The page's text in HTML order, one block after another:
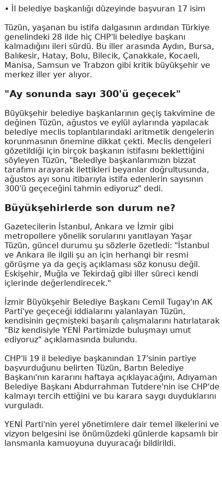
• İl belediye başkanlığı düzeyinde başvuran 17 isim
Tüzün, yaşanan bu istifa dalgasının ardından Türkiye
genelindeki 28 ilde hiç CHP'li belediye başkanı
kalmadığını ileri sürdü. Bu iller arasında Aydın, Bursa,
Balıkesir, Hatay, Bolu, Bilecik, Çanakkale, Kocaeli,
Manisa, Samsun ve Trabzon gibi kritik büyükşehir ve
merkez iller yer alıyor.
"Ay sonunda sayı 300'ü geçecek"
Büyükşehir belediye başkanlarının geçiş takvimine de
değinen Tüzün, ağustos ve eylül aylarında yapılacak
belediye meclis toplantılarındaki aritmetik dengelerin
korunmasının önemine dikkat çekti. Meclis dengeleri
gözetildiği için birçok başkanın istifasını beklettiğini
söyleyen Tüzün, "Belediye başkanlarımızın bizzat
tarafımı arayarak ilettikleri beyanlar doğrultusunda,
ağustos ayı sonu itibarıyla istifa edenlerin sayısının
300'ü geçeceğini tahmin ediyoruz" dedi.
Büyükşehirlerde son durum ne?
Gazetecilerin İstanbul, Ankara ve İzmir gibi
metropollere yönelik sorularını yanıtlayan Yaşar
Tüzün, güncel durumu şu sözlerle özetledi: "İstanbul
ve Ankara ile ilgili şu an için herhangi bir resmi
görüşme ya da geçiş açıklaması söz konusu değil.
Eskişehir, Muğla ve Tekirdağ gibi iller süreci kendi
içlerinde değerlendirecek."
İzmir Büyükşehir Belediye Başkanı Cemil Tugay'ın AK
Parti'ye geçeceği iddialarını yalanlayan Tüzün,
kendisinin geçmişteki başarılı çalışmalarını hatırlatarak
"Biz kendisiyle YENİ Partimizde buluşmayı umut
ediyoruz" açıklamasında bulundu.
CHP'li 19 il belediye başkanından 17'sinin partiye
başvurduğunu belirten Tüzün, Bartın Belediye
Başkanı'nın kararını haftaya açıklayacağını, Adıyaman
Belediye Başkanı Abdurrahman Tutdere'nin ise CHP'de
kalmayı tercih ettiğini ve bu karara saygı duyduklarını
vurguladı.
YENİ Parti'nin yerel yönetimlere dair temel ilkelerini ve
vizyon belgesini ise önümüzdeki günlerde kapsamlı bir
lansmanla kamuoyuna duyuracağı bildirildi.